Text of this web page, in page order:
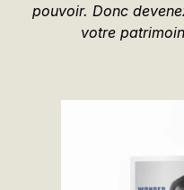
pouvoir. Donc
votre